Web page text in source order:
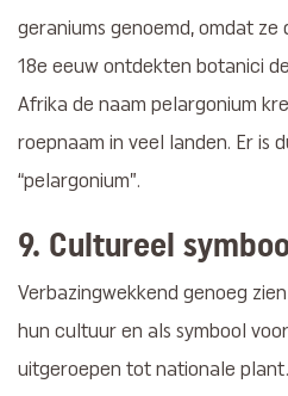
geraniums genoemd, omdat
18e eeuw ontdekten botanici
Afrika de naam pelargonium
roepnaam in veel landen. Er is
“pelargonium”.
9. Cultureel
Verbazingwekkend genoeg
hun cultuur en als symbool
uitgeroepen tot nationale